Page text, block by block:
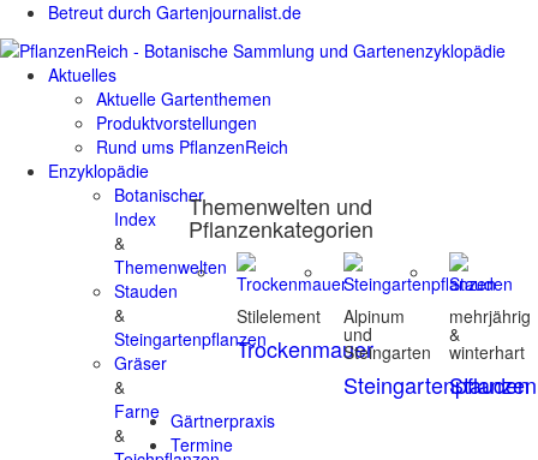
Betreut durch Gartenjournalist.de
Aktuelles
Aktuelle Gartenthemen
Produktvorstellungen
Rund ums PflanzenReich
Enzyklopädie
Botanischer
Index
&
Themenwelten
Stauden
&
Steingartenpflanzen
Gräser
&
Farne
&
Themenwelten und
Pflanzenkategorien
Stilelement
Trockenmauer
Alpinum
und
Steingarten
Steingartenpflanzen
mehrjährig
&
winterhart
Stauden
Gärtnerpraxis
Termine